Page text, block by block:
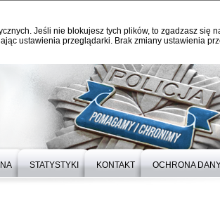
Jeśli nie blokujesz tych plików, to zgadzasz się
ustawienia przeglądarki. Brak zmiany ustawienia
STATYSTYKI KONTAKT OCHRONA